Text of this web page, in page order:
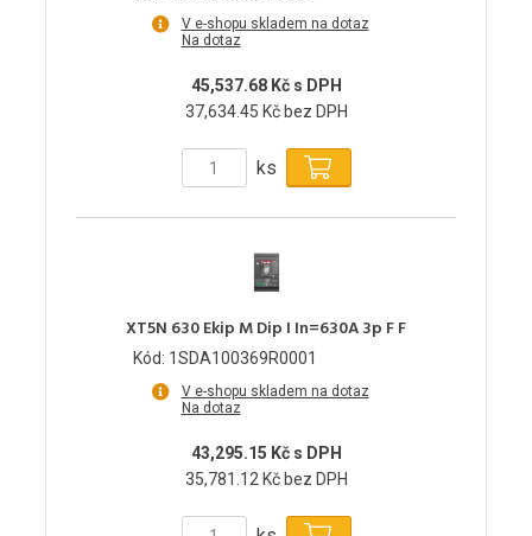
V e-shopu skladem na dotaz
Na dotaz
45,537.68 Kč s DPH
37,634.45 Kč bez DPH
ks
XT5N 630 Ekip M Dip I In=630A 3p F F
Kód: 1SDA100369R0001
V e-shopu skladem na dotaz
Na dotaz
43,295.15 Kč s DPH
35,781.12 Kč bez DPH